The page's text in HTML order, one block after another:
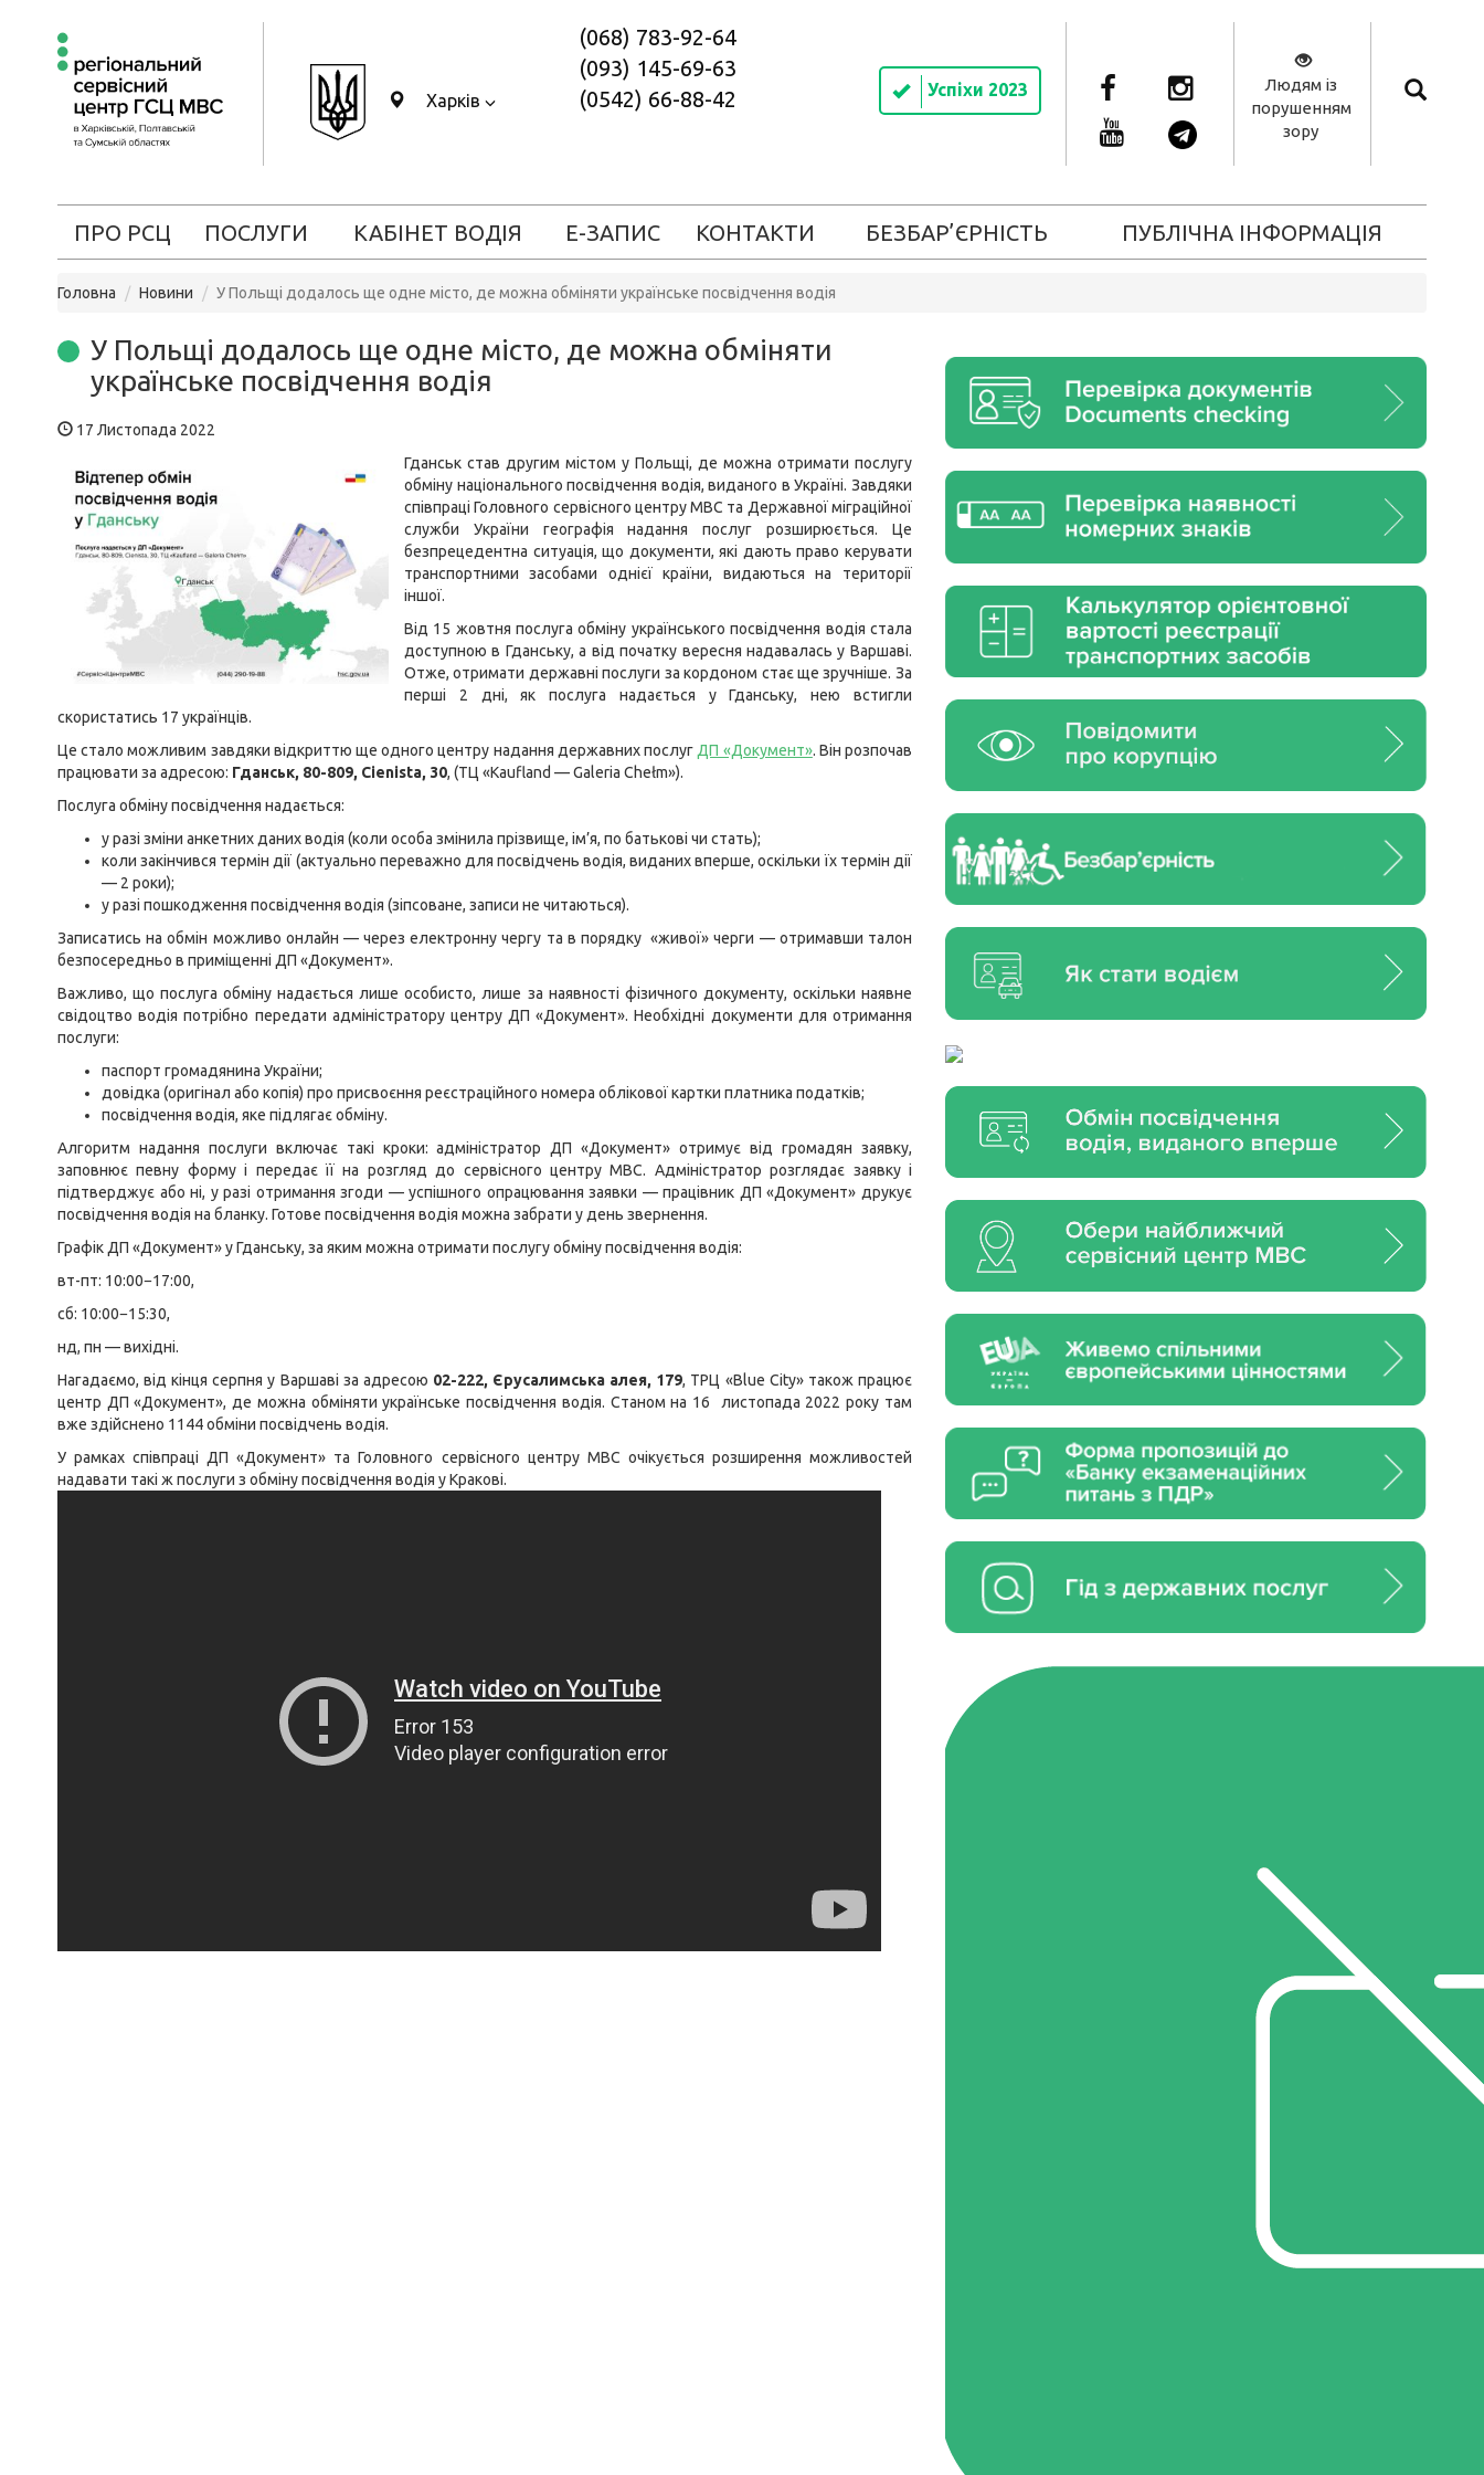
Харків
(068) 783-92-64
(093) 145-69-63
(0542) 66-88-42
Успіхи 2023
Людям із
порушенням
зору
ПРО РСЦ ПОСЛУГИ КАБІНЕТ ВОДІЯ Е-ЗАПИС КОНТАКТИ БЕЗБАР’ЄРНІСТЬ ПУБЛІЧНА ІНФОРМАЦІЯ
Головна Новини У Польщі додалось ще одне місто, де можна обміняти українське посвідчення водія
У Польщі додалось ще одне місто, де можна обміняти
українське посвідчення водія
17 Листопада 2022
Гданськ став другим містом у Польщі, де можна отримати послугу
обміну національного посвідчення водія, виданого в Україні. Завдяки
співпраці Головного сервісного центру МВС та Державної міграційної
служби України географія надання послуг розширюється. Це
безпрецедентна ситуація, що документи, які дають право керувати
транспортними засобами однієї країни, видаються на території
іншої.
Від 15 жовтня послуга обміну українського посвідчення водія стала
доступною в Гданську, а від початку вересня надавалась у Варшаві.
Отже, отримати державні послуги за кордоном стає ще зручніше. За
перші 2 дні, як послуга надається у Гданську, нею встигли
скористатись 17 українців.
Це стало можливим завдяки відкриттю ще одного центру надання державних послуг ДП «Документ». Він розпочав
працювати за адресою: Гданськ, 80-809, Cienista, 30, (ТЦ «Kaufland — Galeria Chełm»).
Послуга обміну посвідчення надається:
у разі зміни анкетних даних водія (коли особа змінила прізвище, ім’я, по батькові чи стать);
коли закінчився термін дії (актуально переважно для посвідчень водія, виданих вперше, оскільки їх термін дії
— 2 роки);
у разі пошкодження посвідчення водія (зіпсоване, записи не читаються).
Записатись на обмін можливо онлайн — через електронну чергу та в порядку «живої» черги — отримавши талон
безпосередньо в приміщенні ДП «Документ».
Важливо, що послуга обміну надається лише особисто, лише за наявності фізичного документу, оскільки наявне
свідоцтво водія потрібно передати адміністратору центру ДП «Документ». Необхідні документи для отримання
послуги:
паспорт громадянина України;
довідка (оригінал або копія) про присвоєння реєстраційного номера облікової картки платника податків;
посвідчення водія, яке підлягає обміну.
Алгоритм надання послуги включає такі кроки: адміністратор ДП «Документ» отримує від громадян заявку,
заповнює певну форму і передає її на розгляд до сервісного центру МВС. Адміністратор розглядає заявку і
підтверджує або ні, у разі отримання згоди — успішного опрацювання заявки — працівник ДП «Документ» друкує
посвідчення водія на бланку. Готове посвідчення водія можна забрати у день звернення.
Графік ДП «Документ» у Гданську, за яким можна отримати послугу обміну посвідчення водія:
вт-пт: 10:00−17:00,
сб: 10:00−15:30,
нд, пн — вихідні.
Нагадаємо, від кінця серпня у Варшаві за адресою 02-222, Єрусалимська алея, 179, ТРЦ «Blue City» також працює
центр ДП «Документ», де можна обміняти українське посвідчення водія. Станом на 16 листопада 2022 року там
вже здійснено 1144 обміни посвідчень водія.
У рамках співпраці ДП «Документ» та Головного сервісного центру МВС очікується розширення можливостей
надавати такі ж послуги з обміну посвідчення водія у Кракові.